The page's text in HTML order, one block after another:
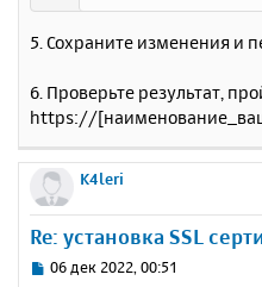
5. Сохраните изменения и
6. Проверьте результат,
https://
K4leri
Re: установка SSL
С06 дек 2022, 00:51